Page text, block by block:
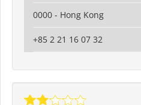
0000 - Hong Kong
+85 2 21 16 07 32